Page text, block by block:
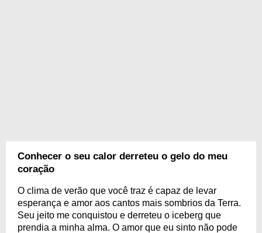
Conhecer o seu calor derreteu o gelo do meu
coração
O clima de verão que você traz é capaz de levar
esperança e amor aos cantos mais sombrios da Terra.
Seu jeito me conquistou e derreteu o iceberg que
prendia a minha alma. O amor que eu sinto não pode